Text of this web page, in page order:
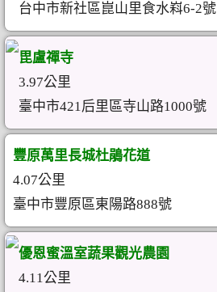
台中市新社區崑山里食水嵙6-2號
毘盧禪寺
3.97公里
臺中市421后里區寺山路1000號
豐原萬里長城杜鵑花道
4.07公里
臺中市豐原區東陽路888號
優恩蜜溫室蔬果觀光農園
4.11公里